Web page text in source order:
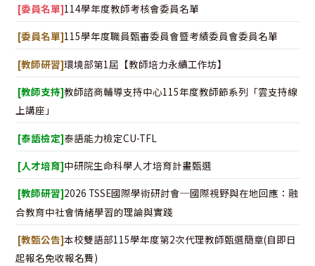
[委員名單]114學年度教師考核會委員名單
[委員名單]115學年度職員甄審委員會暨考績委員會委員名單
[教師研習]環境部第1屆【教師培力永續工作坊】
[教師支持]教師諮商輔導支持中心115年度教師節系列「雲支持線
上講座」
[泰語檢定]泰語能力檢定CU-TFL
[人才培育]中研院生命科學人才培育計畫甄選
[教師研習]2026 TSSE國際學術研討會─國際視野與在地回應：融
合教育中社會情緒學習的理論與實踐
[教甄公告]本校雙語部115學年度第2次代理教師甄選簡章(自即日
起報名免收報名費)